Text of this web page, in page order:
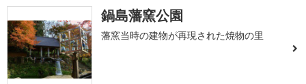
鍋島藩窯公園
藩窯当時の建物が再現された焼物の里